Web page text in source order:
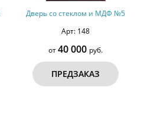
Дверь со стеклом и МДФ №5
Арт: 148
от40 000 руб.
ПРЕДЗАКАЗ